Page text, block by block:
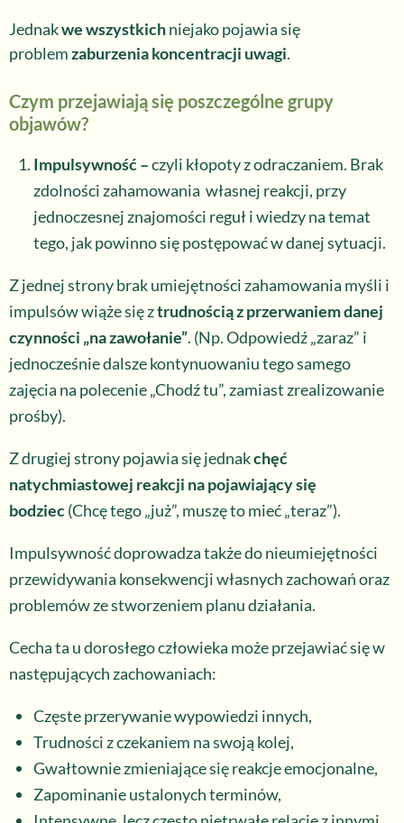
Jednakwe wszystkichniejako pojawia się
problemzaburzenia koncentracji uwagi.
Czym przejawiają się poszczególne grupy
objawów?
Impulsywność –czyli kłopoty z odraczaniem. Brak
zdolności zahamowania własnej reakcji, przy
jednoczesnej znajomości reguł i wiedzy na temat
tego, jak powinno się postępować w danej sytuacji.
Z jednej strony brak umiejętności zahamowania myśli i
impulsów wiąże się ztrudnością z przerwaniem danej
czynności „na zawołanie”. (Np. Odpowiedź „zaraz” i
jednocześnie dalsze kontynuowaniu tego samego
zajęcia na polecenie „Chodź tu”, zamiast zrealizowanie
prośby).
Z drugiej strony pojawia się jednakchęć
natychmiastowej reakcji na pojawiający się
bodziec(Chcę tego „już”, muszę to mieć „teraz”).
Impulsywność doprowadza także do nieumiejętności
przewidywania konsekwencji własnych zachowań oraz
problemów ze stworzeniem planu działania.
Cecha ta u dorosłego człowieka może przejawiać się w
następujących zachowaniach:
Częste przerywanie wypowiedzi innych,
Trudności z czekaniem na swoją kolej,
Gwałtownie zmieniające się reakcje emocjonalne,
Zapominanie ustalonych terminów,